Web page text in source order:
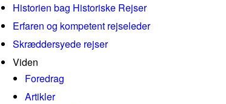
Historien bag Historiske Rejser
Erfaren og kompetent rejseleder
Skræddersyede rejser
Viden
Foredrag
Artikler